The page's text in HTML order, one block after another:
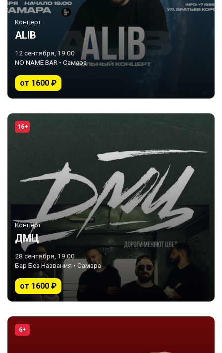
Концерт
ALIB
12 сентября, 19:00
NO NAME BAR • Самара
от 1600 ₽
16+
Концерт
ДМЦ
28 сентября, 19:00
Бар Без Названия • Самара
от 1600 ₽
6+